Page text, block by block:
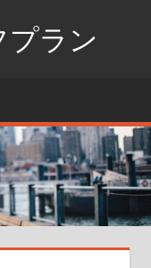
ラン